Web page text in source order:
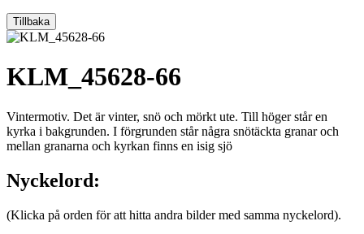
Tillbaka
KLM_45628-66
Vintermotiv. Det är vinter, snö och mörkt ute. Till höger står en
kyrka i bakgrunden. I förgrunden står några snötäckta granar och
mellan granarna och kyrkan finns en isig sjö
Nyckelord:
(Klicka på orden för att hitta andra bilder med samma nyckelord).